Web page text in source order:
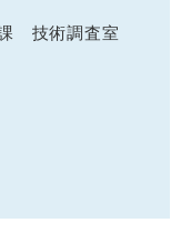
技術調査室